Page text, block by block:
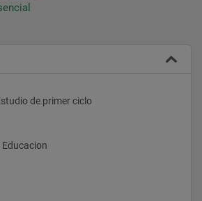
Estudio de primer ciclo